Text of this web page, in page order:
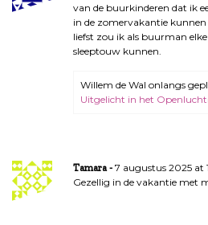
van de buurkinderen dat ik
in de zomervakantie
liefst zou ik als buurman
sleeptouw kunnen.
Willem de Wal onlangs
Uitgelicht in het
Tamara
7 augustus 2025 at
Gezellig in de vakantie met